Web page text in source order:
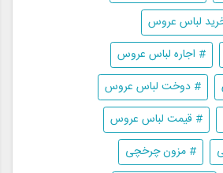
لباس عروس
# اجاره لباس عروس
# دوخت لباس عروس
# قیمت لباس عروس
# مزون چرخچی